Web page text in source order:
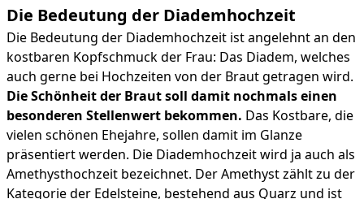
Die Bedeutung der Diademhochzeit
Die Bedeutung der Diademhochzeit ist angelehnt an den
kostbaren Kopfschmuck der Frau: Das Diadem, welches
auch gerne bei Hochzeiten von der Braut getragen wird.
Die Schönheit der Braut soll damit nochmals einen
besonderen Stellenwert bekommen. Das Kostbare, die
vielen schönen Ehejahre, sollen damit im Glanze
präsentiert werden. Die Diademhochzeit wird ja auch als
Amethysthochzeit bezeichnet. Der Amethyst zählt zu der
Kategorie der Edelsteine, bestehend aus Quarz und ist